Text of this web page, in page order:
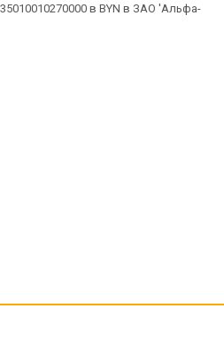
в BYN в ЗАО 'Альфа-